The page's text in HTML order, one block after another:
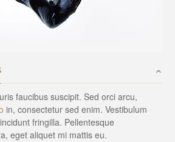
faucibus suscipit. Sed orci arcu,
in, consectetur sed enim. Vestibulum
fringilla. Pellentesque
eget aliquet mi mattis eu.